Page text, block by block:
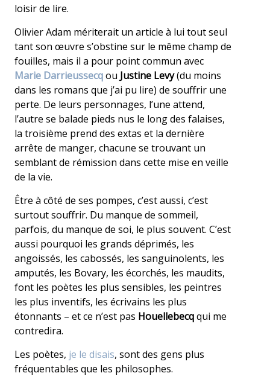
loisir de lire.
Olivier Adam mériterait un article à lui tout seul
tant son œuvre s’obstine sur le même champ de
fouilles, mais il a pour point commun avec
Marie Darrieussecqou Justine Levy(du moins
dans les romans que j’ai pu lire) de souffrir une
perte. De leurs personnages, l’une attend,
l’autre se balade pieds nus le long des falaises,
la troisième prend des extas et la dernière
arrête de manger, chacune se trouvant un
semblant de rémission dans cette mise en veille
de la vie.
Être à côté de ses pompes, c’est aussi, c’est
surtout souffrir. Du manque de sommeil,
parfois, du manque de soi, le plus souvent. C’est
aussi pourquoi les grands déprimés, les
angoissés, les cabossés, les sanguinolents, les
amputés, les Bovary, les écorchés, les maudits,
font les poètes les plus sensibles, les peintres
les plus inventifs, les écrivains les plus
étonnants – et ce n’est pas Houellebecqqui me
contredira.
Les poètes, je le disais, sont des gens plus
fréquentables que les philosophes.